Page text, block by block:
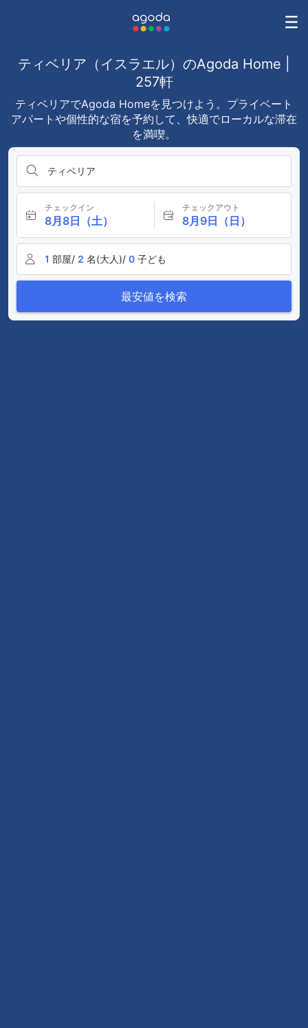
ティベリア（イスラエル）のAgoda Home |
257軒
ティベリアでAgoda Homeを見つけよう。プライベート
アパートや個性的な宿を予約して、快適でローカルな滞在
を満喫。
ティベリア
チェックイン
8月8日（土）
チェックアウト
8月9日（日）
1 部屋/ 2 名(大人)/ 0 子ども
最安値を検索